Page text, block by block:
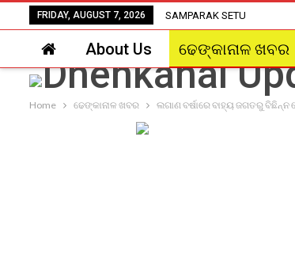
FRIDAY, AUGUST 7, 2026 SAMPARAK SETU
About Us ଢେଙ୍କାନାଳ ଖବର
Home ଢେଙ୍କାନାଳ ଖବର ଲଗାଣ ବର୍ଷାରେ ବାହ୍ୟ ଜଗତରୁ